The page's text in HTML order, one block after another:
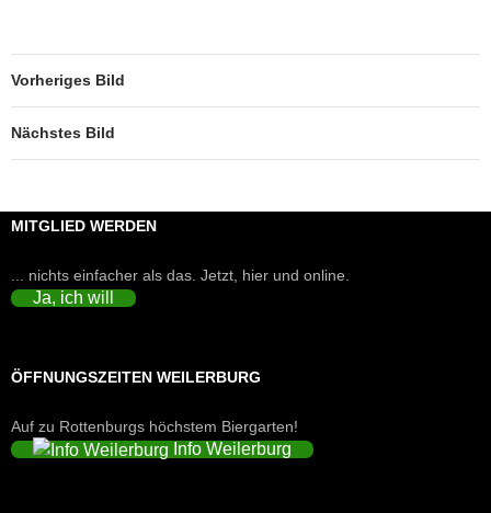
Vorheriges Bild
Nächstes Bild
MITGLIED WERDEN
... nichts einfacher als das. Jetzt, hier und online.
Ja, ich will
ÖFFNUNGSZEITEN WEILERBURG
Auf zu Rottenburgs höchstem Biergarten!
Info Weilerburg